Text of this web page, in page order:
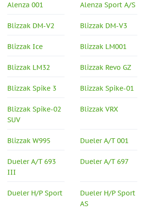
Alenza 001 Alenza Sport A/S
Blizzak DM-V2 Blizzak DM-V3
Blizzak Ice Blizzak LM001
Blizzak LM32 Blizzak Revo GZ
Blizzak Spike 3 Blizzak Spike-01
Blizzak Spike-02
SUV
Blizzak VRX
Blizzak W995 Dueler A/T 001
Dueler A/T 693
III
Dueler A/T 697
Dueler H/P Sport
Dueler H/P Sport
AS